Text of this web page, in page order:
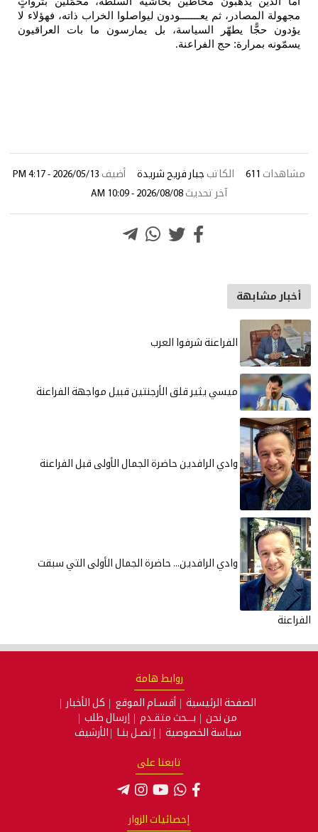
مجهولة المصادر، ثم يعـــــــودون ليواصلوا الخراب ذاته، فهؤلاء لا
يؤدون حجًّا يطهّر السياسة، بل يمارسون ما بات العراقيون
يسمّونه بمرارة: حج الفراعنة.
مشاهدات 611 الكاتب جبار فريح شريدة أضيف 2026/05/13 - 4:17 PM
آخر تحديث 2026/08/08 - 10:09 AM
أخبار مشابهة
الفراعنة شرفوا العرب
ميسي يثير قلق الأرجنتين قبيل مواجهة الفراعنة
وادي الرافدين حاضرة الجمال الأولى قبل الفراعنة
وادي الرافدين... حاضرة الجمال الأولى التي سبقت
الفراعنة
روابط هامة
الصفحة الرئيسية أقسـام الموقع
كل الأخبار
من نحن
بـــحث متقـدم
إرسال طلب
سياسة الخصوصية
إتصـل بنـا الأرشيف
تابعنا على
إحصائيات الزوار